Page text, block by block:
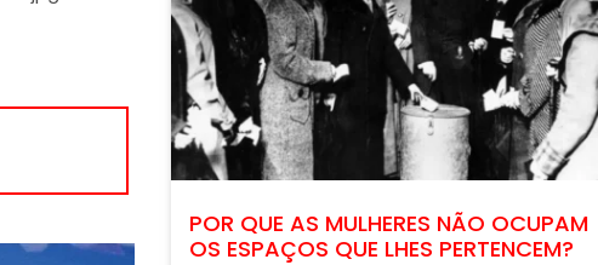
POR QUE AS MULHERES NÃO OCUPAM
OS ESPAÇOS QUE LHES PERTENCEM?